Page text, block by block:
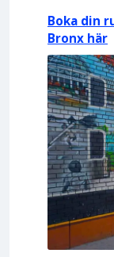
Boka din
Bronx här